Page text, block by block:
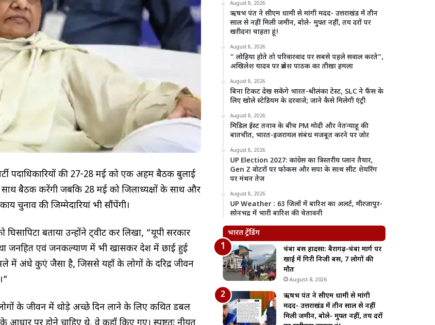
पदाधिकारियों की 27-28 मई को एक अहम बैठक बुलाई
साथ बैठक करेंगी जबकि 28 मई को जिलाध्यक्षों के साथ और
चुनाव की जिम्मेदारियां भी सौंपेंगी।
बताया उन्होंने ट्वीट कर लिखा, “यूपी सरकार
जनहित एवं जनकल्याण में भी खासकर प्रदेश में छाई हुई
में अंधे कुएं जैसा है, जिससे यहाँ के लोगों के दरिद्र जीवन
के जीवन में थोड़े अच्छे दिन लाने के लिए कथित डबल
August 8, 2026
ऋषभ पंत ने सीएम धामी से मांगी मदद- उत्तराखंड में तीन
साल से नहीं मिली जमीन, बोले- मुफ्त नहीं, तय दरों पर
खरीदना चाहता हूं!
August 8, 2026
” लोहिया होते तो परिवारवाद पर सबसे पहले सवाल करते”,
अखिलेश यादव पर ब्रजेश पाठक का तीखा हमला
August 8, 2026
बिना टिकट देख सकेंगे भारत-श्रीलंका टेस्ट, SLC ने फैंस के
लिए खोले स्टेडियम के दरवाजे; जाने कैसे मिलेगी एंट्री
August 8, 2026
मिडिल ईस्ट तनाव के बीच PM मोदी और नेतन्याहू की
बातचीत, भारत-इजरायल संबंध मजबूत करने पर जोर
August 8, 2026
UP Election 2027: कांग्रेस का त्रिस्तरीय प्लान तैयार,
Gen Z वोटरों पर फोकस और सपा के साथ सीट शेयरिंग
पर मंथन तेज
August 8, 2026
UP Weather : 63 जिलों में बारिश का अलर्ट, मीरजापुर-
सोनभद्र में भारी बारिश की चेतावनी
भारत ट्रेंडिंग
चंबा बस हादसा: बैरागढ़-चंबा मार्ग पर
खाई में गिरी निजी बस, 7 लोगों की
मौत
August 8, 2026
ऋषभ पंत ने सीएम धामी से मांगी
मदद- उत्तराखंड में तीन साल से नहीं
मिली जमीन, बोले- मुफ्त नहीं, तय दरों